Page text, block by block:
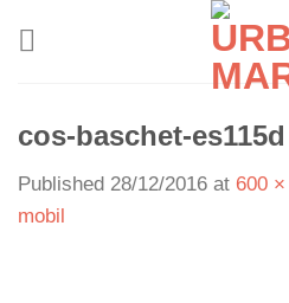
cos-baschet-es115d
Published 28/12/2016 at 600
mobil